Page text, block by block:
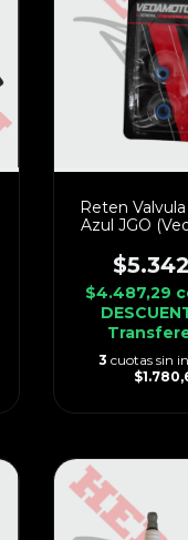
Reten
Azul JGO
$4.487,29
3 cuotas sin